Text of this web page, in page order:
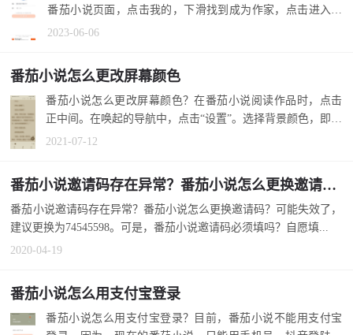
番茄小说页面，点击我的，下滑找到成为作家，点击进入填
写笔名和简介...
2023-06-06
番茄小说怎么更改屏幕颜色
番茄小说怎么更改屏幕颜色？在番茄小说阅读作品时，点击
正中间。在唤起的导航中，点击“设置”。选择背景颜色，即可
更改屏幕颜...
2021-07-12
番茄小说邀请码存在异常？番茄小说怎么更换邀请码？
番茄小说邀请码存在异常？番茄小说怎么更换邀请码？可能失效了，
建议更换为74545598。可是，番茄小说邀请码必须填吗？自愿填...
2020-04-19
番茄小说怎么用支付宝登录
番茄小说怎么用支付宝登录？目前，番茄小说不能用支付宝